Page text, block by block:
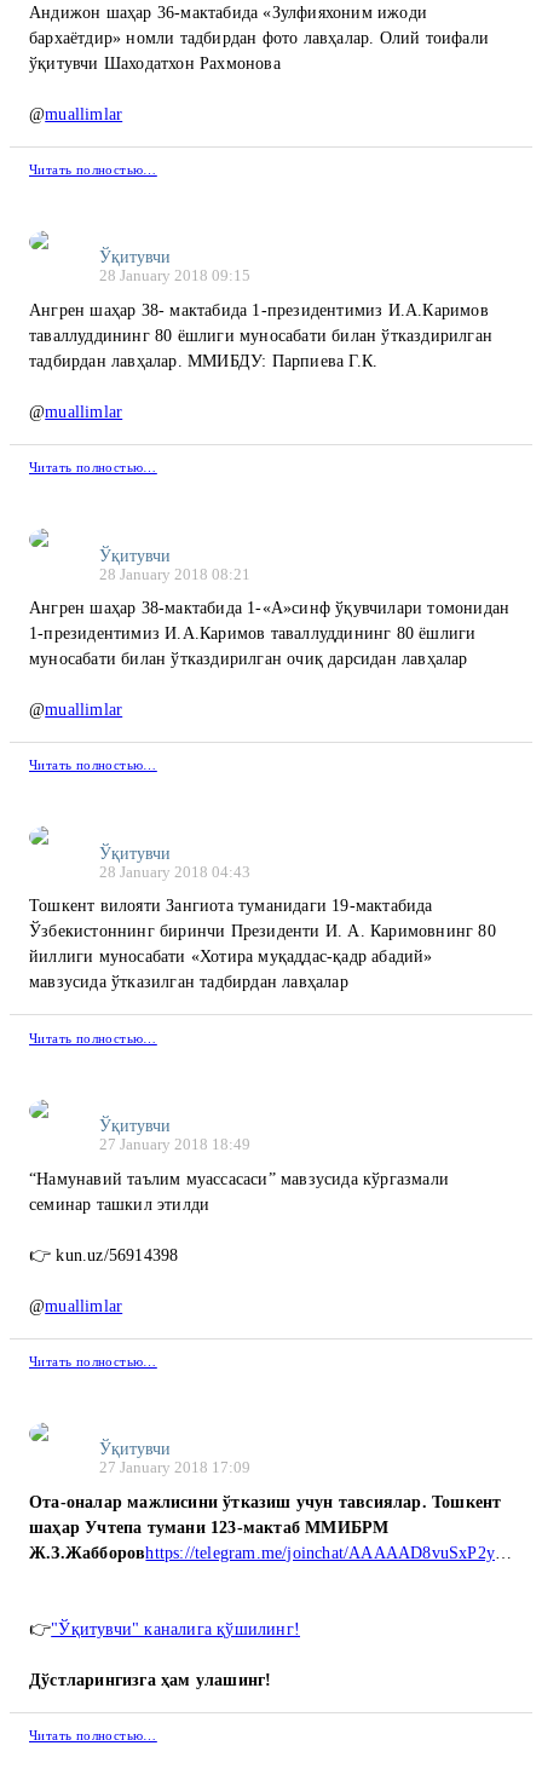
Андижон шаҳар 36-мактабида «Зулфияхоним ижоди
бархаётдир» номли тадбирдан фото лавҳалар. Олий тоифали
ўқитувчи Шаходатхон Рахмонова
@muallimlar
Читать полностью…
Ўқитувчи
28 January 2018 09:15
Ангрен шаҳар 38- мактабида 1-президентимиз И.А.Каримов
таваллуддининг 80 ёшлиги муносабати билан ўтказдирилган
тадбирдан лавҳалар. ММИБДУ: Парпиева Г.К.
@muallimlar
Читать полностью…
Ўқитувчи
28 January 2018 08:21
Ангрен шаҳар 38-мактабида 1-«А»синф ўқувчилари томонидан
1-президентимиз И.А.Каримов таваллуддининг 80 ёшлиги
муносабати билан ўтказдирилган очиқ дарсидан лавҳалар
@muallimlar
Читать полностью…
Ўқитувчи
28 January 2018 04:43
Тошкент вилояти Зангиота туманидаги 19-мактабида
Ўзбекистоннинг биринчи Президенти И. А. Каримовнинг 80
йиллиги муносабати «Хотира муқаддас-қадр абадий»
мавзусида ўтказилган тадбирдан лавҳалар
Читать полностью…
Ўқитувчи
27 January 2018 18:49
“Намунавий таълим муассасаси” мавзусида кўргазмали
семинар ташкил этилди
👉 kun.uz/56914398
@muallimlar
Читать полностью…
Ўқитувчи
27 January 2018 17:09
Ота-оналар мажлисини ўтказиш учун тавсиялар. Тошкент
шаҳар Учтепа тумани 123-мактаб ММИБРМ
Ж.З.Жабборовhttps://telegram.me/joinchat/AAAAAD8vuSxP2ygIKYoEuQ
👉"Ўқитувчи" каналига қўшилинг!
Дўстларингизга ҳам улашинг!
Читать полностью…